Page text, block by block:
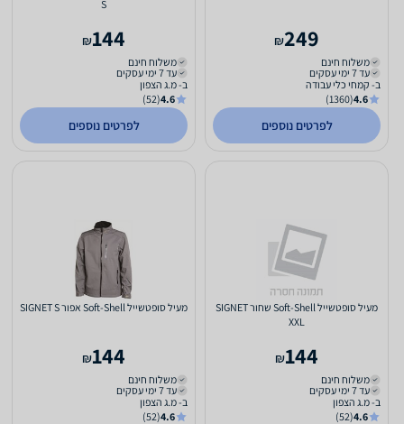
249
₪
משלוח חינם
עד 7 ימי עסקים
ב- קמחי כלי עבודה
4.6
(1360)
לפרטים נוספים
S
144
₪
משלוח חינם
עד 7 ימי עסקים
ב- מ.ג הצפון
4.6
(52)
לפרטים נוספים
מעיל סופטשייל Soft-Shell שחור SIGNET
XXL
144
₪
משלוח חינם
עד 7 ימי עסקים
ב- מ.ג הצפון
4.6
(52)
מעיל סופטשייל Soft-Shell אפור SIGNET S
144
₪
משלוח חינם
עד 7 ימי עסקים
ב- מ.ג הצפון
4.6
(52)